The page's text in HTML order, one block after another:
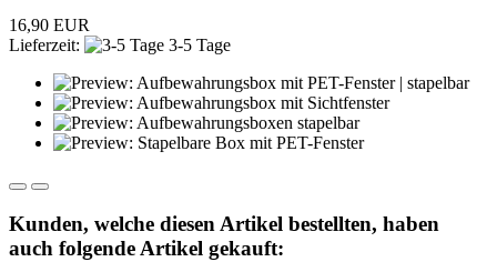
16,90 EUR
Lieferzeit:
3-5 Tage
Kunden, welche diesen Artikel bestellten, haben
auch folgende Artikel gekauft: